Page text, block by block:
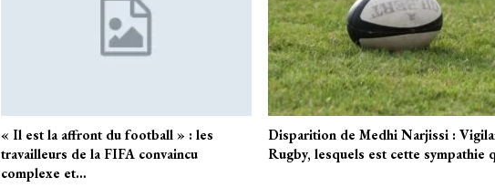
« Il est la affront du football » : les
travailleurs de la FIFA convaincu
complexe et…
Disparition de Medhi Narjissi :
Rugby, lesquels est cette sympathie